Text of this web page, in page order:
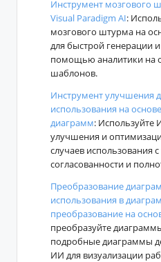
Инструмент мозгового
Visual Paradigm AI:
мозгового штурма на
для быстрой генерации
помощью аналитики на
шаблонов.
Инструмент улучшения
использования на
диаграмм: Используйте
улучшения и
случаев использования
согласованности и
Преобразование
использования в
преобразование на
преобразуйте
подробные диаграммы
ИИ для визуализации